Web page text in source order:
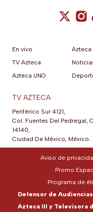
En vivo
TV Azteca
Azteca UNO
Azteca
TV AZTECA
Periférico Sur 4121,
Col. Fuentes Del Pedregal,
14140,
Ciudad De México, México.
Aviso de
Promo
Programa de
Defensor de
Azteca III y Televisora